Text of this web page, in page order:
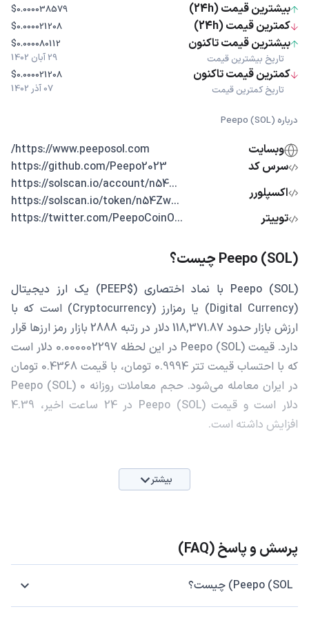
بیشترین قیمت (24h) $0.000038579
کمترین قیمت (24h) $0.000021208
بیشترین قیمت تاکنون
تاریخ بیشترین قیمت
$0.000080112
29 آبان 1402
کمترین قیمت تاکنون
تاریخ کمترین قیمت
$0.000021208
07 آذر 1402
درباره Peepo (SOL)
وبسایت
https://www.peeposol.com/
سرس کد
https://github.com/Peepo2023
اکسپلورر
...https://solscan.io/account/n54
...https://solscan.io/token/n54Zw
توییتر
...https://twitter.com/PeepoCoinO
Peepo (SOL) چیست؟
Peepo (SOL) با نماد اختصاری ($PEEP) یک ارز دیجیتال
(Digital Currency) یا رمزارز (Cryptocurrency) است که با
ارزش بازار حدود 118,371.87 دلار در رتبه 2888 بازار رمز ارزها قرار
دارد. قیمت Peepo (SOL) در این لحظه 0.000002297 دلار است
که با احتساب قیمت تتر 0.9994 تومان، با قیمت 0.4368 تومان
در ایران معامله می‌شود. حجم معاملات روزانه Peepo (SOL) 0
دلار است و قیمت Peepo (SOL) در 24 ساعت اخیر، 4.39
افزایش داشته است.
بیشتر
پرسش و پاسخ (FAQ)
Peepo (SOL) چیست؟